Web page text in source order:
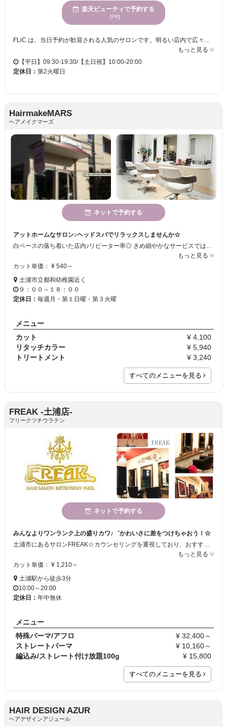
楽天ビューティで予約する
[PR]
FLiC は、当日予約が歓迎される人気のサロンです。明るい店内で広々とした雰囲気は心地よさを提供し、多様な年齢層のお客様が訪れています。特に髪質改善とデザインカラーを同時に施すことができ、理想の色味や透明感とともに、柔らかくツヤのある髪へ導きます。経験豊富なスタッフが集い、信頼される薬剤を選択しているため、未来の髪質まで考慮したケアが受けられます。あなたの髪の悩み、ぜひご相談ください。FLiC 土浦で、自分らしい美しさを手に入れましょう。
もっと見る
【平日】09:30-19:30/【土日祝】10:00-20:00
定休日： 第2火曜日
HairmakeMARS
ヘアメイクマーズ
ネットで予約する
アットホームなサロン♪ヘッドスパでリラックスしませんか☆
白ベースの落ち着いた店内♪リピーター率◎ きめ細やかなサービスではどこにも負けません！ オススメのヘッドスパをぜひ試していってください★
もっと見る
カット単価： ¥ 540～
土浦市立都和幼稚園近く
９：００～１８：００
定休日： 毎週月・第１日曜・第３火曜
メニュー
カット
¥ 4,100
リタッチカラー
¥ 5,940
トリートメント
¥ 3,240
すべてのメニューを見る
FREAK -土浦店-
フリークツチウラテン
ネットで予約する
みんなよりワンランク上の盛りカワ♪゛かわいさに差をつけちゃおう！☆
土浦市にあるサロンFREAK☆カウンセリングを重視しており、おすすめのヘアスタイルにします。エクステ、スパイラル・ツイストなどハードなパーマ。ブラックヘアなど派手かわヘアメニューも多数あり☆ネイル、メイクアップ、着付け等も行っておりますので、盛りかわトータルコーデで周りと差をつけちゃいましょう☆スタッフ一同心よりご来店をおまちしております☆
もっと見る
カット単価： ¥ 1,210～
土浦駅から徒歩3分
10:00～20:00
定休日： 年中無休
メニュー
特殊パーマ/アフロ
¥ 32,400～
ストレートパーマ
¥ 10,160～
編込み/ストレート付け放題100g
¥ 15,800
すべてのメニューを見る
HAIR DESIGN AZUR
ヘアデザインアジュール